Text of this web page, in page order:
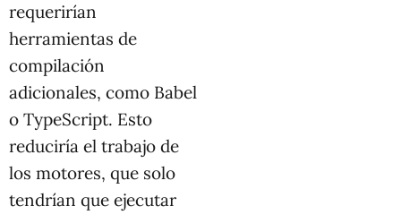
requerirían
herramientas de
compilación
adicionales, como Babel
o TypeScript. Esto
reduciría el trabajo de
los motores, que solo
tendrían que ejecutar